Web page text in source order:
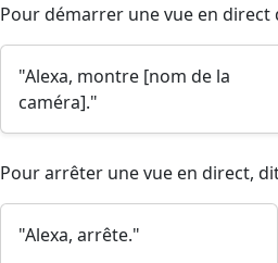
Pour démarrer une vue en
"Alexa, montre [nom de la
caméra]."
Pour arrêter une vue en direct,
"Alexa, arrête."